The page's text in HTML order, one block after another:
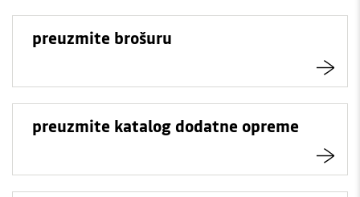
preuzmite brošuru
preuzmite katalog dodatne opreme